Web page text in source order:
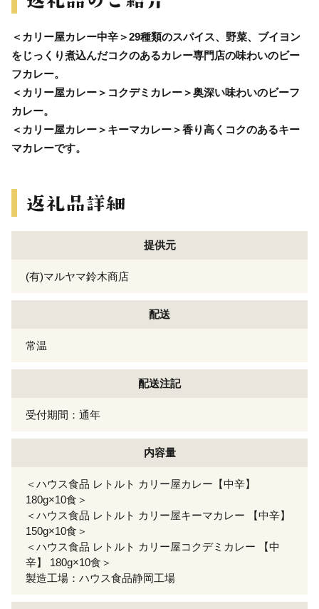
＜カリー屋カレー中辛＞29種類のスパイス、野菜、ブイヨン
をじっくり煮込んだコクのあるカレー専門店の味わいのビー
フカレー。
＜カリー屋カレー＞コクデミカレー＞奥深い味わいのビーフ
カレー。
＜カリー屋カレー＞キーマカレー＞香り高くコクのあるキー
マカレーです。
提供元
(有)マルヤマ鈴木商店
配送
常温
配送注記
受付期間：通年
内容量
＜ハウス食品 レトルト カリー屋カレー【中辛】
180g×10食＞
＜ハウス食品 レトルト カリー屋キーマカレー 【中辛】
150g×10食＞
＜ハウス食品 レトルト カリー屋コクデミカレー 【中
辛】 180g×10食＞
製造工場：ハウス食品静岡工場